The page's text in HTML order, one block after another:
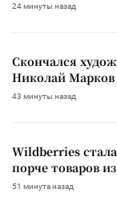
24 минуты назад
Скончался
Николай Марков
43 минуты назад
Wildberries
порче товаров
51 минута назад